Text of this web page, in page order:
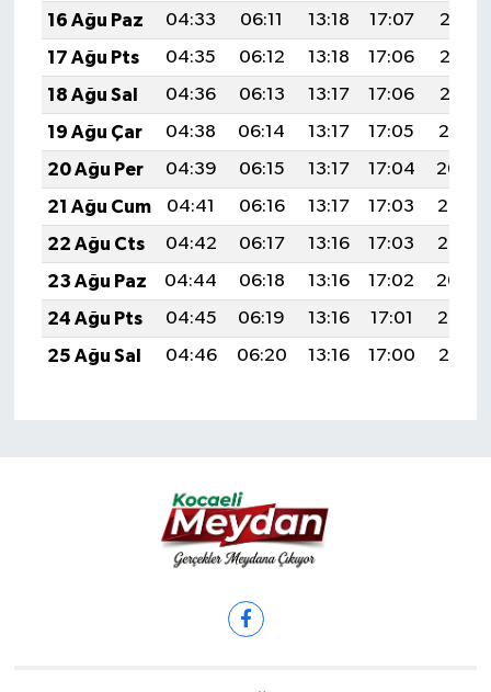
16 Ağu Paz
04:33 06:11 13:18 17:07
20:15
17 Ağu Pts
04:35 06:12 13:18 17:06
20:13
18 Ağu Sal
04:36 06:13 13:17 17:06
20:12
19 Ağu Çar
04:38 06:14 13:17 17:05
20:10
20 Ağu Per
04:39 06:15 13:17 17:04
20:09
21 Ağu Cum
04:41 06:16 13:17 17:03
20:07
22 Ağu Cts
04:42 06:17 13:16 17:03
20:06
23 Ağu Paz
04:44 06:18 13:16 17:02
20:04
24 Ağu Pts
04:45 06:19 13:16 17:01
20:03
25 Ağu Sal
04:46 06:20 13:16 17:00 20:01